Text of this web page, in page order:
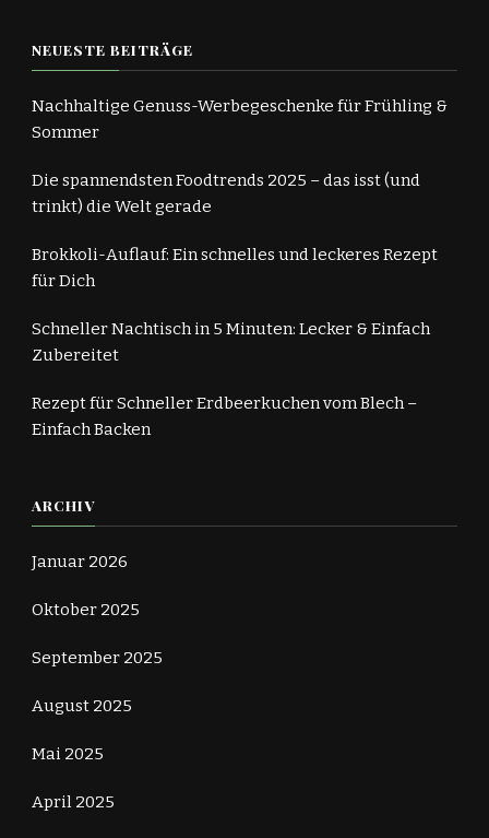
NEUESTE BEITRÄGE
Nachhaltige Genuss-Werbegeschenke für Frühling &
Sommer
Die spannendsten Foodtrends 2025 – das isst (und
trinkt) die Welt gerade
Brokkoli-Auflauf: Ein schnelles und leckeres Rezept
für Dich
Schneller Nachtisch in 5 Minuten: Lecker & Einfach
Zubereitet
Rezept für Schneller Erdbeerkuchen vom Blech –
Einfach Backen
ARCHIV
Januar 2026
Oktober 2025
September 2025
August 2025
Mai 2025
April 2025